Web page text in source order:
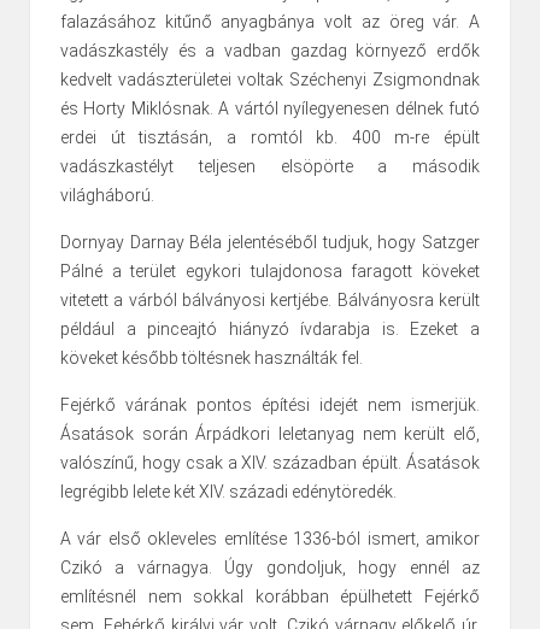
falazásához kitűnő anyagbánya volt az öreg vár. A
vadászkastély és a vadban gazdag környező erdők
kedvelt vadászterületei voltak Széchenyi Zsigmondnak
és Horty Miklósnak. A vártól nyílegyenesen délnek futó
erdei út tisztásán, a romtól kb. 400 m-re épült
vadászkastélyt teljesen elsöpörte a második
világháború.
Dornyay Darnay Béla jelentéséből tudjuk, hogy Satzger
Pálné a terület egykori tulajdonosa faragott köveket
vitetett a várból bálványosi kertjébe. Bálványosra került
például a pinceajtó hiányzó ívdarabja is. Ezeket a
köveket később töltésnek használták fel.
Fejérkő várának pontos építési idejét nem ismerjük.
Ásatások során Árpádkori leletanyag nem került elő,
valószínű, hogy csak a XIV. században épült. Ásatások
legrégibb lelete két XIV. századi edénytöredék.
A vár első okleveles említése 1336-ból ismert, amikor
Czikó a várnagya. Úgy gondoljuk, hogy ennél az
említésnél nem sokkal korábban épülhetett Fejérkő